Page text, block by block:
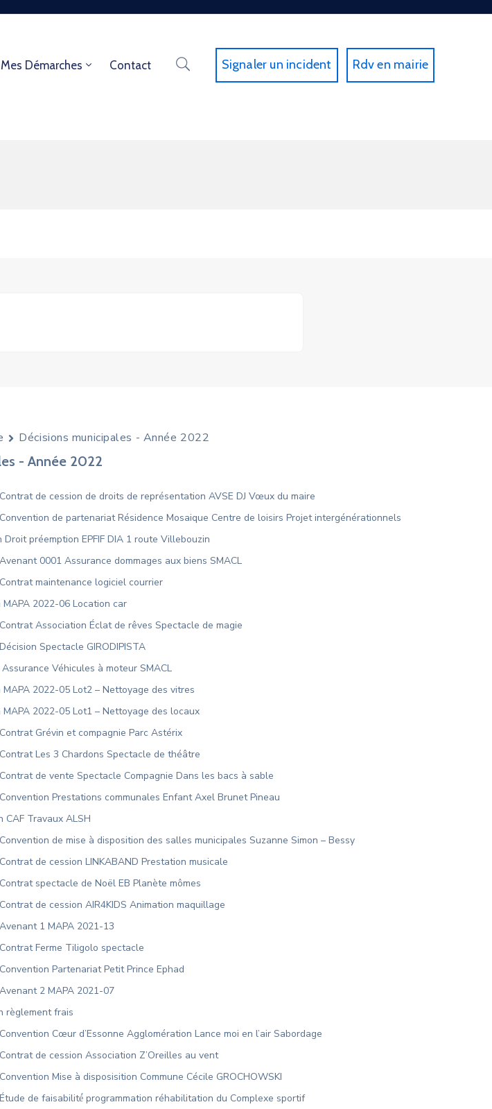
Mes Démarches Contact Signaler un incident Rdv en mairie
Décisions municipales - Année 2022
- Année 2022
de cession de droits de représentation AVSE DJ Vœux du maire
de partenariat Résidence Mosaique Centre de loisirs Projet intergénérationnels
préemption EPFIF DIA 1 route Villebouzin
0001 Assurance dommages aux biens SMACL
maintenance logiciel courrier
2022-06 Location car
Association Éclat de rêves Spectacle de magie
Spectacle GIRODIPISTA
Véhicules à moteur SMACL
2022-05 Lot2 – Nettoyage des vitres
2022-05 Lot1 – Nettoyage des locaux
Grévin et compagnie Parc Astérix
Les 3 Chardons Spectacle de théâtre
de vente Spectacle Compagnie Dans les bacs à sable
Prestations communales Enfant Axel Brunet Pineau
CAF Travaux ALSH
de mise à disposition des salles municipales Suzanne Simon – Bessy
de cession LINKABAND Prestation musicale
spectacle de Noël EB Planète mômes
de cession AIR4KIDS Animation maquillage
1 MAPA 2021-13
Ferme Tiligolo spectacle
Partenariat Petit Prince Ephad
2 MAPA 2021-07
règlement frais
Cœur d’Essonne Agglomération Lance moi en l’air Sabordage
de cession Association Z’Oreilles au vent
Mise à disposisition Commune Cécile GROCHOWSKI
de faisabilité́ programmation réhabilitation du Complexe sportif